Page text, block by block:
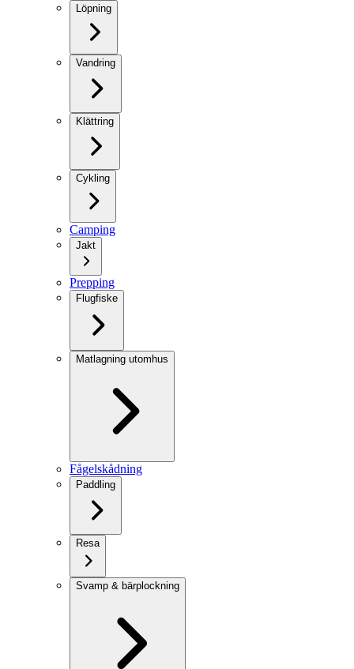
Löpning
Vandring
Klättring
Cykling
Camping
Jakt
Prepping
Flugfiske
Matlagning utomhus
Fågelskådning
Paddling
Resa
Svamp & bärplockning